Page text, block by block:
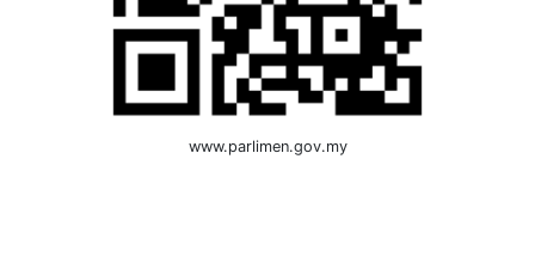
www.parlimen.gov.my